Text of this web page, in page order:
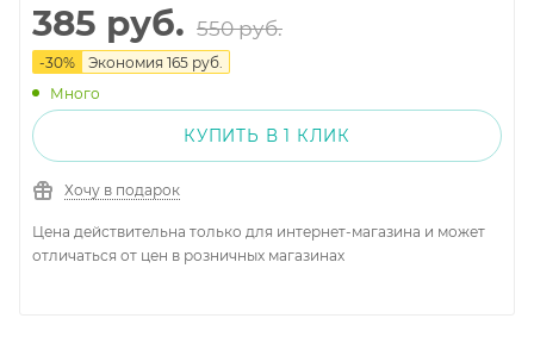
385 руб. 550руб.
-30% Экономия 165 руб.
Много
КУПИТЬ В 1 КЛИК
Хочу в подарок
Цена действительна только для интернет-магазина и может
отличаться от цен в розничных магазинах